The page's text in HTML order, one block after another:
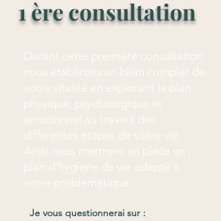
1 ère consultation
Durant cette première consultation
nous établirons un bilan complet de
votre vitalité en explorant le plan
physique, psychologique et
émotionnel au travers des
différentes étapes de votre vie.
Ainsi nous mettrons en place un
plan d’hygiène de vie adapté à
votre problématique.
Je vous questionnerai sur :